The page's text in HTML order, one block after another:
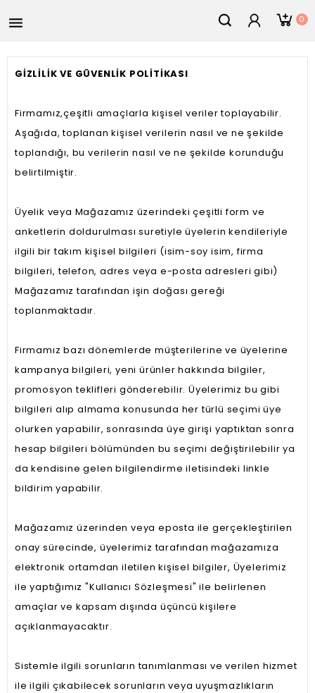
 0
GİZLİLİK VE GÜVENLİK POLİTİKASI
Firmamız,çeşitli amaçlarla kişisel veriler toplayabilir.
Aşağıda, toplanan kişisel verilerin nasıl ve ne şekilde
toplandığı, bu verilerin nasıl ve ne şekilde korunduğu
belirtilmiştir.
Üyelik veya Mağazamız üzerindeki çeşitli form ve
anketlerin doldurulması suretiyle üyelerin kendileriyle
ilgili bir takım kişisel bilgileri (isim-soy isim, firma
bilgileri, telefon, adres veya e-posta adresleri gibi)
Mağazamız tarafından işin doğası gereği
toplanmaktadır.
Firmamız bazı dönemlerde müşterilerine ve üyelerine
kampanya bilgileri, yeni ürünler hakkında bilgiler,
promosyon teklifleri gönderebilir. Üyelerimiz bu gibi
bilgileri alıp almama konusunda her türlü seçimi üye
olurken yapabilir, sonrasında üye girişi yaptıktan sonra
hesap bilgileri bölümünden bu seçimi değiştirilebilir ya
da kendisine gelen bilgilendirme iletisindeki linkle
bildirim yapabilir.
Mağazamız üzerinden veya eposta ile gerçekleştirilen
onay sürecinde, üyelerimiz tarafından mağazamıza
elektronik ortamdan iletilen kişisel bilgiler, Üyelerimiz
ile yaptığımız "Kullanıcı Sözleşmesi" ile belirlenen
amaçlar ve kapsam dışında üçüncü kişilere
açıklanmayacaktır.
Sistemle ilgili sorunların tanımlanması ve verilen hizmet
ile ilgili çıkabilecek sorunların veya uyuşmazlıkların